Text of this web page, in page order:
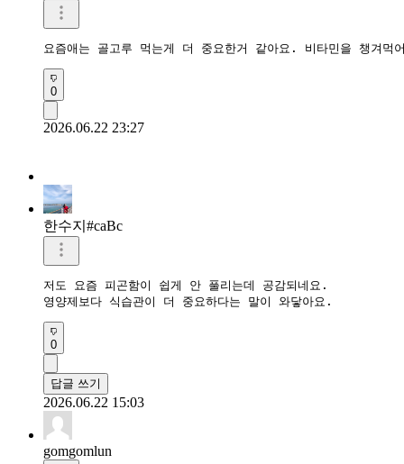
요즘애는 골고루 먹는게 더 중요한거 같아요. 비타민을 챙겨먹
0
2026.06.22 23:27
한수지#caBc
저도 요즘 피곤함이 쉽게 안 풀리는데 공감되네요.
영양제보다 식습관이 더 중요하다는 말이 와닿아요.
0
답글 쓰기
2026.06.22 15:03
gomgomlun